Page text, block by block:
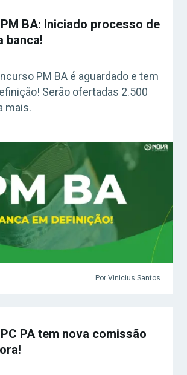
BA: Iniciado processo de
banca!
PM BA é aguardado e tem
Serão ofertadas 2.500
mais.
Por Vinicius Santos
PA tem nova comissão